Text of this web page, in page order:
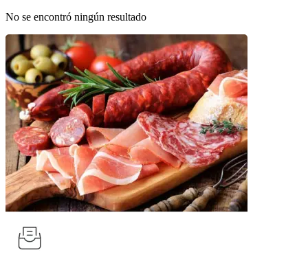
No se encontró ningún resultado